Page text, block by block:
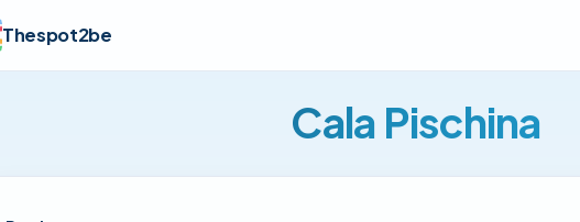
Thespot2be
Cala Pischina